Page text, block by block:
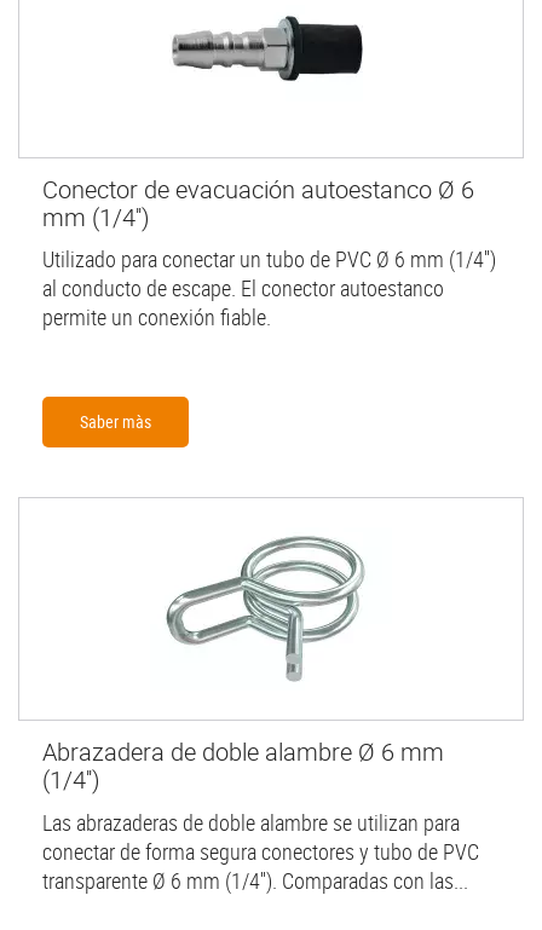
Conector de evacuación autoestanco Ø 6
mm (1/4'')
Utilizado para conectar un tubo de PVC Ø 6 mm (1/4'')
al conducto de escape. El conector autoestanco
permite un conexión fiable.
Saber màs
Abrazadera de doble alambre Ø 6 mm
(1/4'')
Las abrazaderas de doble alambre se utilizan para
conectar de forma segura conectores y tubo de PVC
transparente Ø 6 mm (1/4''). Comparadas con las...